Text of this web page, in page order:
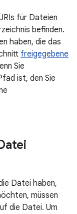
für Dateien
befinden.
haben, die das
freigegebene
Sie
ist, den Sie
Datei haben,
müssen
die Datei. Um